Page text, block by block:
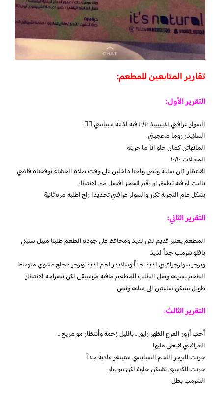
تقارير المتابعين للمطعم:
التقرير الأول:
السولر غرافتي لذيييييذ ١٠/١٠ فيه لذعة سبياسي 👍🏻
السلايدر روما ماعجبني
المانهاتن كمان حلو انا ما جربته
المقبلات ١٠/١٠
الانتظار كان ساعة ونص واحنا داخلين على وقت صلاة العشاء توقعناه فاضي
ياليت لو فيه تطبيق او رقم للحجز افضل من الانتظار
بشكل عام التجربة تكرر والسولر غرافتي تحديدا راح اطلبه مرة ثانية
التقرير الثاني:
المطعم يعتبر قديم لكن لذيذ ومحافظ على جوده الطعم طلبنا ميبل ستيكي
بافلو شرمب جداً لذيذ
وبرجر سولرجرافيتي لذيذ جداً وسلايدر لحم لذيذ وبرجر دجاج مشوي متوسط
الطعم بسرعه وصل الطلب المطعم مافيه موسيقى لكن بصراحه الانتظار
طويل ممكن ساعتين الى ساعه ونص
التقرير الثالث:
أحب أزور الفرع الظهر رايق .. بالليل زحمة وأنتظار مو مريح ..
القرافيتي لايعلى عليها
جربت البرجر اللحم السبايسي ستينغر عادية جداً
جربت الكرسبي تشيكن حلوة لكن مو واو
الشرمب بطل